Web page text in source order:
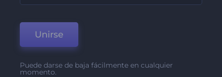
Unirse
Puede darse de baja fácilmente en cualquier
momento.